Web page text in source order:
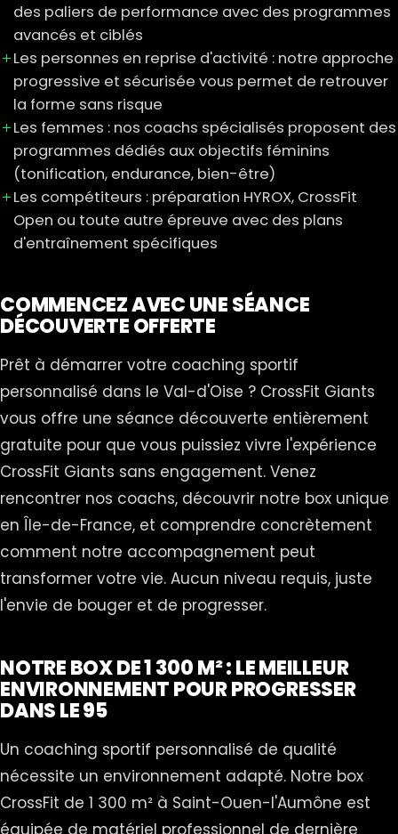
des paliers de performance avec des programmes
avancés et ciblés
Les personnes en reprise d'activité : notre approche
progressive et sécurisée vous permet de retrouver
la forme sans risque
Les femmes : nos coachs spécialisés proposent des
programmes dédiés aux objectifs féminins
(tonification, endurance, bien-être)
Les compétiteurs : préparation HYROX, CrossFit
Open ou toute autre épreuve avec des plans
d'entraînement spécifiques
COMMENCEZ AVEC UNE SÉANCE
DÉCOUVERTE OFFERTE
Prêt à démarrer votre coaching sportif
personnalisé dans le Val-d'Oise ? CrossFit Giants
vous offre une séance découverte entièrement
gratuite pour que vous puissiez vivre l'expérience
CrossFit Giants sans engagement. Venez
rencontrer nos coachs, découvrir notre box unique
en Île-de-France, et comprendre concrètement
comment notre accompagnement peut
transformer votre vie. Aucun niveau requis, juste
l'envie de bouger et de progresser.
NOTRE BOX DE 1 300 M² : LE MEILLEUR
ENVIRONNEMENT POUR PROGRESSER
DANS LE 95
Un coaching sportif personnalisé de qualité
nécessite un environnement adapté. Notre box
CrossFit de 1 300 m² à Saint-Ouen-l'Aumône est
équipée de matériel professionnel de dernière